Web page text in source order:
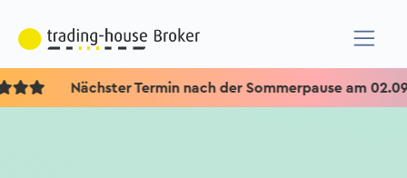
Nächster Termin nach der Sommerpause am